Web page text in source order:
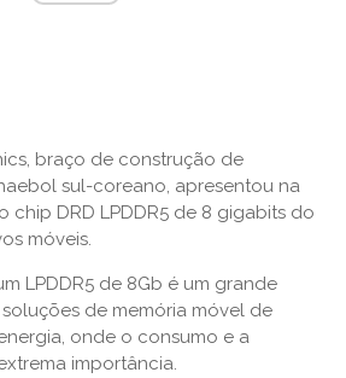
braço de construção de
sul-coreano, apresentou na
chip DRD LPDDR5 de 8 gigabits do
móveis.
LPDDR5 de 8Gb é um grande
de memória móvel de
onde o consumo e a
importância.